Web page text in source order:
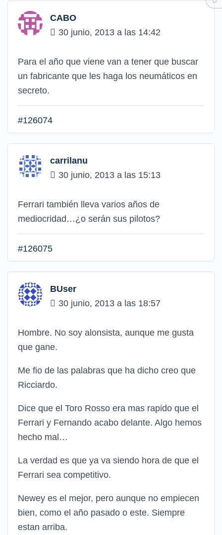
CABO
30 junio, 2013 a las 14:42
Para el año que viene van a tener que buscar
un fabricante que les haga los neumáticos en
secreto.
#126074
carrilanu
30 junio, 2013 a las 15:13
Ferrari también lleva varios años de
mediocridad…¿o serán sus pilotos?
#126075
BUser
30 junio, 2013 a las 18:57
Hombre. No soy alonsista, aunque me gusta
que gane.
Me fio de las palabras que ha dicho creo que
Ricciardo.
Dice que el Toro Rosso era mas rapido que el
Ferrari y Fernando acabo delante. Algo hemos
hecho mal…
La verdad es que ya va siendo hora de que el
Ferrari sea competitivo.
Newey es el mejor, pero aunque no empiecen
bien, como el año pasado o este. Siempre
estan arriba.